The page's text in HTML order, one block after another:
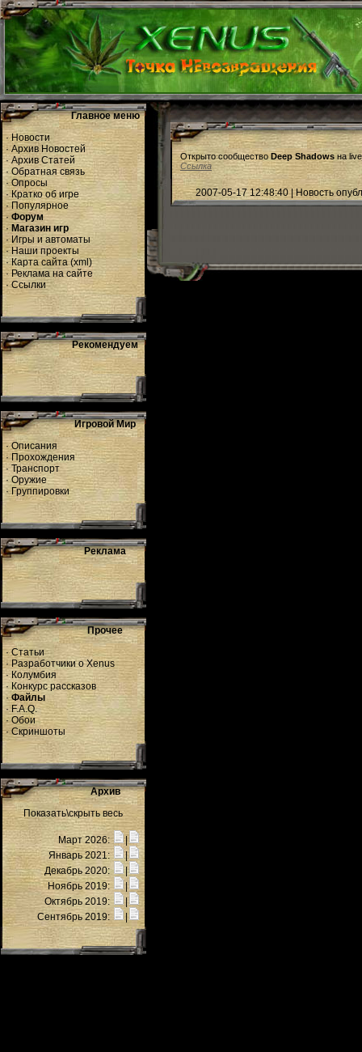
Главное меню
·Новости
·Архив Новостей
·Архив Статей
·Обратная связь
·Опросы
·Кратко об игре
· Популярное
· Форум
·Магазин игр
· Игры и автоматы
·Наши проекты
·Карта сайта(xml )
·Реклама на сайте
·Ссылки
Рекомендуем
Игровой Мир
·Описания
·Прохождения
·Транспорт
·Оружие
·Группировки
Реклама
Прочее
·Статьи
·Разработчики о Xenus
·Колумбия
·Конкурс рассказов
·Файлы
·F.A.Q.
· Обои
· Скриншоты
Архив
Показать\скрыть весь
Март 2026:
Январь 2021:
|
Декабрь 2020:
Ноябрь 2019:
Октябрь 2019:
Сентябрь 2019:
Открыто сообщество Deep Shadows на
Ссылка
2007-05-17 12:48:40 | Новость